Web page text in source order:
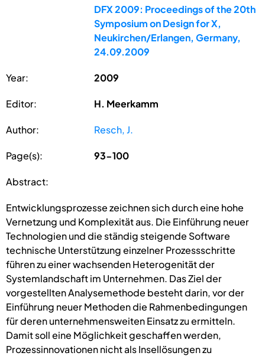
DFX 2009: Proceedings of the 20th
Symposium on Design for X,
Neukirchen/Erlangen, Germany,
24.09.2009
Year: 2009
Editor: H. Meerkamm
Author: Resch, J.
Page(s): 93-100
Abstract:
Entwicklungsprozesse zeichnen sich durch eine hohe
Vernetzung und Komplexität aus. Die Einführung neuer
Technologien und die ständig steigende Software
technische Unterstützung einzelner Prozessschritte
führen zu einer wachsenden Heterogenität der
Systemlandschaft im Unternehmen. Das Ziel der
vorgestellten Analysemethode besteht darin, vor der
Einführung neuer Methoden die Rahmenbedingungen
für deren unternehmensweiten Einsatz zu ermitteln.
Damit soll eine Möglichkeit geschaffen werden,
Prozessinnovationen nicht als Insellösungen zu